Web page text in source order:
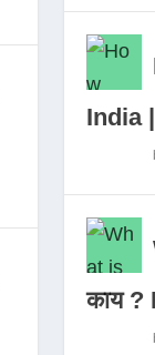
India |
काय ?